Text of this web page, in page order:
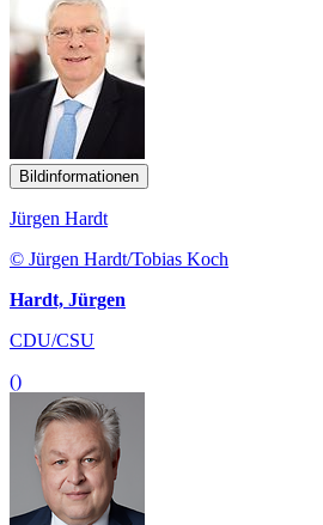
Bildinformationen
Jürgen Hardt
© Jürgen Hardt/Tobias Koch
Hardt, Jürgen
CDU/CSU
()